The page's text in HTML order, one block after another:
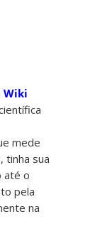
Wiki
mede
tinha sua
até o
pela
na